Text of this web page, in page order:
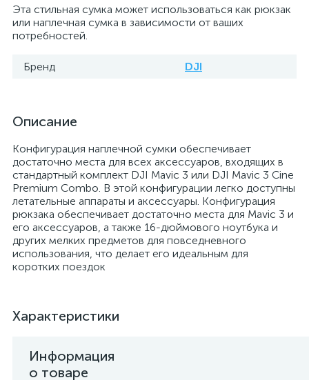
Эта стильная сумка может использоваться как рюкзак
или наплечная сумка в зависимости от ваших
потребностей.
Бренд DJI
Описание
Конфигурация наплечной сумки обеспечивает
достаточно места для всех аксессуаров, входящих в
стандартный комплект DJI Mavic 3 или DJI Mavic 3 Cine
Premium Combo. В этой конфигурации легко доступны
летательные аппараты и аксессуары. Конфигурация
рюкзака обеспечивает достаточно места для Mavic 3 и
его аксессуаров, а также 16-дюймового ноутбука и
других мелких предметов для повседневного
использования, что делает его идеальным для
коротких поездок
Характеристики
Информация
о товаре